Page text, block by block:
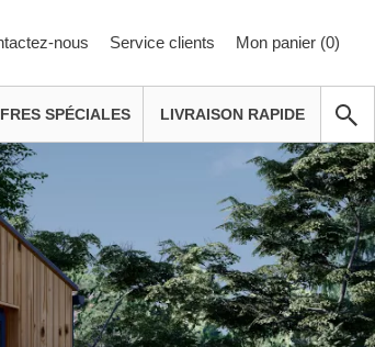
nous Service clients Mon panier (0)
SPÉCIALES LIVRAISON RAPIDE